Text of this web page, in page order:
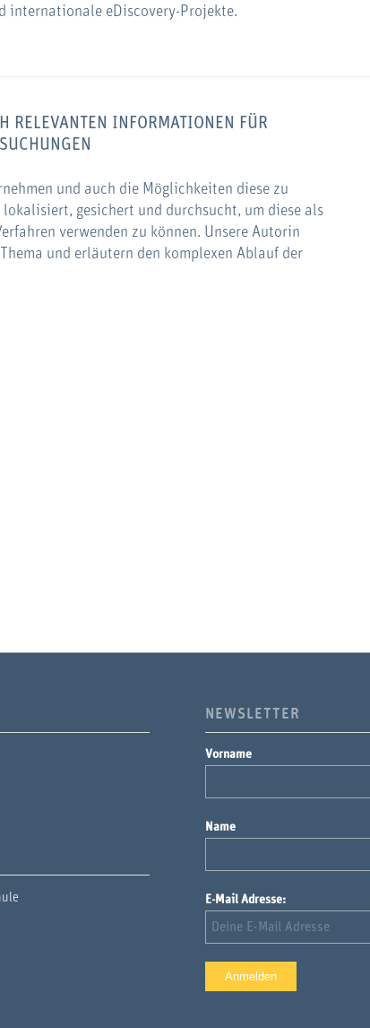
internationale eDiscovery-Projekte.
RELEVANTEN INFORMATIONEN FÜR
und auch die Möglichkeiten diese zu
gesichert und durchsucht, um diese als
verwenden zu können. Unsere Autorin
und erläutern den komplexen Ablauf der
NEWSLETTER
Vorname
Name
E-Mail Adresse: